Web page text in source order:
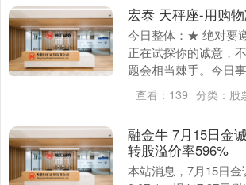
宏泰 天秤座-用购
今日整体：★ 绝对要
正在试探你的诚意，
题会相当棘手。今日
有半分拖延。 今日指
力。 幸运处方....
查看： 139 分类： 股
融金牛 7月15日金
转股溢价率596%
本站消息，7月15日